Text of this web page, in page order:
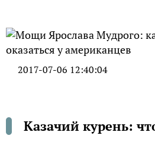
2017-07-06 12:40:04
Казачий курень: